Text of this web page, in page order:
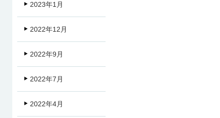
2023年1月
2022年12月
2022年9月
2022年7月
2022年4月